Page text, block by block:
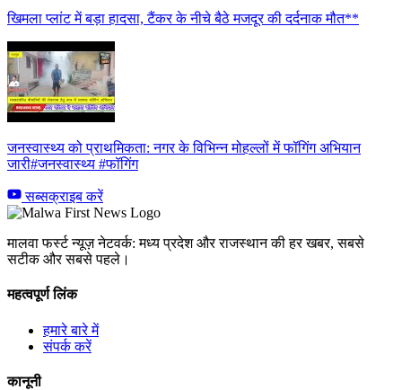
खिमला प्लांट में बड़ा हादसा, टैंकर के नीचे बैठे मजदूर की दर्दनाक मौत**
जनस्वास्थ्य को प्राथमिकता: नगर के विभिन्न मोहल्लों में फॉगिंग अभियान
जारी#जनस्वास्थ्य #फॉगिंग
सब्सक्राइब करें
मालवा फर्स्ट न्यूज़ नेटवर्क: मध्य प्रदेश और राजस्थान की हर खबर, सबसे
सटीक और सबसे पहले।
महत्वपूर्ण लिंक
हमारे बारे में
संपर्क करें
कानूनी